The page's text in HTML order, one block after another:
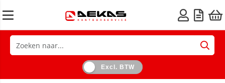
Excl. BTW